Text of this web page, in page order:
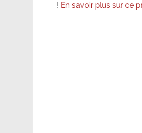
! En savoir plus sur ce